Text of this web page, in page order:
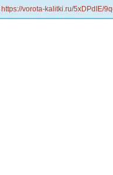
https://vorota-kalitki.ru/5xDPdIE/